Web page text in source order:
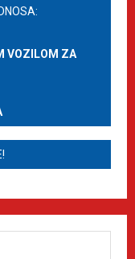
VOZILOM ZA